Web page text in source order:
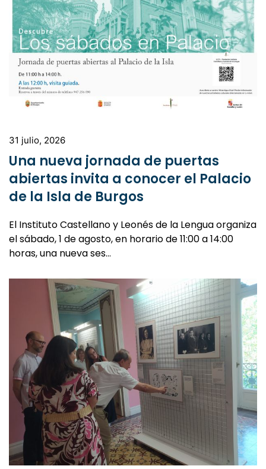
31 julio, 2026
Una nueva jornada de puertas
abiertas invita a conocer el Palacio
de la Isla de Burgos
El Instituto Castellano y Leonés de la Lengua organiza
el sábado, 1 de agosto, en horario de 11:00 a 14:00
horas, una nueva ses…